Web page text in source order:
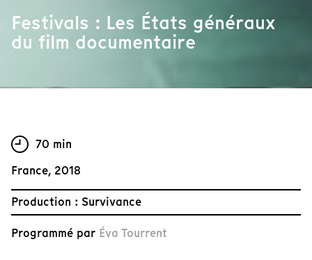
Festivals : Les États généraux
du film documentaire
70 min
France, 2018
Production : Survivance
Programmé par Éva Tourrent